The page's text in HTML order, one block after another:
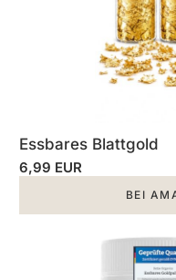
Essbares Blattgold
6,99 EUR
BEI